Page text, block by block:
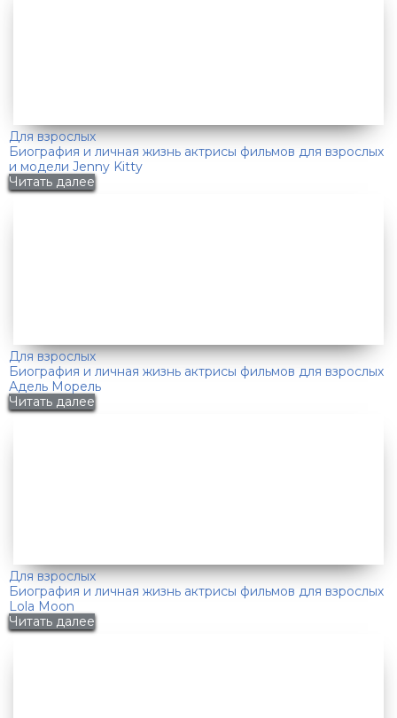
Для взрослых
Биография и личная жизнь актрисы фильмов для взрослых
и модели Jenny Kitty
Читать далее
Для взрослых
Биография и личная жизнь актрисы фильмов для взрослых
Адель Морель
Читать далее
Для взрослых
Биография и личная жизнь актрисы фильмов для взрослых
Lola Moon
Читать далее